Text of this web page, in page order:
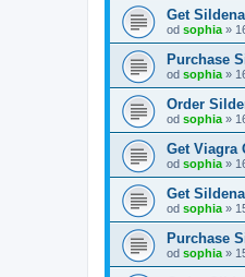
Get
od sophia »
Purchase
od sophia »
Order
od sophia »
Get Viagra
od sophia »
Get
od sophia »
Purchase
od sophia »